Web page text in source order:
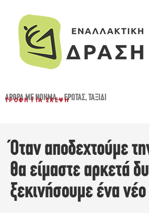
ΆΡΘΡΑ ΜΕ ΝΌΗΜΑ...,ΈΡΩΤΑΣ,ΤΑΞΊΔΙ
ΤΡΟΦΉ ΓΙΑ ΣΚΈΨΗ
Όταν αποδεχτούμε
θα είμαστε αρκετά
ξεκινήσουμε ένα νέο